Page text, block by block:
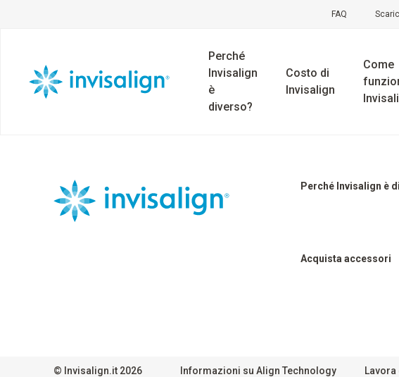
FAQ
Perché
Invisalign
è
diverso?
Costo di
Invisalign
Come
Perché Invisalign è
Acquista accessori
© Invisalign.it 2026 Informazioni su Align Technology